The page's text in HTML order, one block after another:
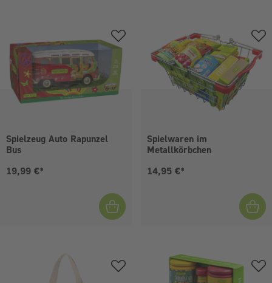
Spielzeug Auto Rapunzel
Bus
Aktueller Preis:
19,99 €*
Spielwaren im
Metallkörbchen
Aktueller Preis:
14,95 €*